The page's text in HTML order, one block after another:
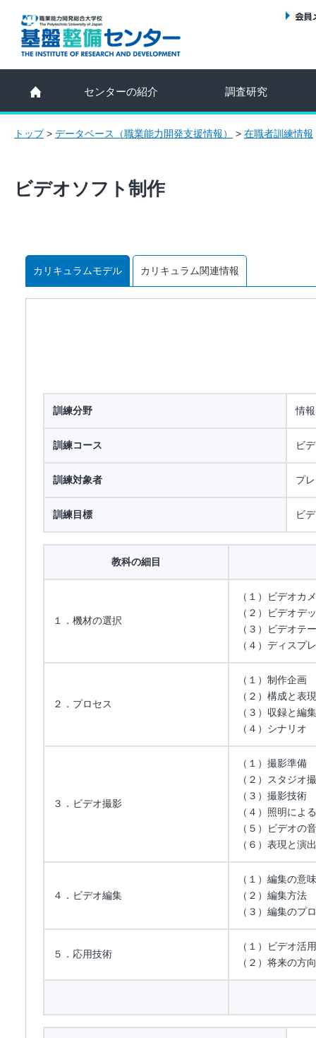
センターの紹介 調査研究
トップ> データベース（職業能力開発支援情報） > 在職者訓練情報
ビデオソフト制作
カリキュラムモデル カリキュラム関連情報
訓練分野 情
訓練コース ビ
訓練対象者 プ
訓練目標 ビ
教科の細目
１．機材の選択
（１）ビデオカ
（２）ビデオデ
（３）ビデオテ
（４）ディスプ
２．プロセス
（１）制作企画
（２）構成と表現
（３）収録と編集
（４）シナリオ
３．ビデオ撮影
（１）撮影準備
（２）スタジオ
（３）撮影技術
（４）照明によ
（５）ビデオの音
（６）表現と演出
４．ビデオ編集
（１）編集の意味
（２）編集方法
（３）編集のプ
５．応用技術
（１）ビデオ活
（２）将来の方向